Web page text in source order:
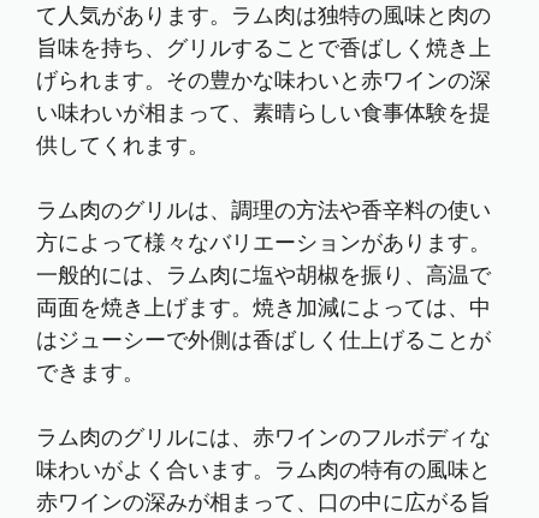
て人気があります。ラム肉は独特の風味と肉の
旨味を持ち、グリルすることで香ばしく焼き上
げられます。その豊かな味わいと赤ワインの深
い味わいが相まって、素晴らしい食事体験を提
供してくれます。
ラム肉のグリルは、調理の方法や香辛料の使い
方によって様々なバリエーションがあります。
一般的には、ラム肉に塩や胡椒を振り、高温で
両面を焼き上げます。焼き加減によっては、中
はジューシーで外側は香ばしく仕上げることが
できます。
ラム肉のグリルには、赤ワインのフルボディな
味わいがよく合います。ラム肉の特有の風味と
赤ワインの深みが相まって、口の中に広がる旨